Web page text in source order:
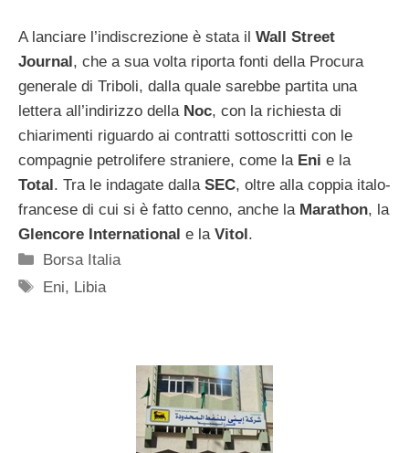
A lanciare l’indiscrezione è stata il Wall Street
Journal, che a sua volta riporta fonti della Procura
generale di Triboli, dalla quale sarebbe partita una
lettera all’indirizzo della Noc, con la richiesta di
chiarimenti riguardo ai contratti sottoscritti con le
compagnie petrolifere straniere, come la Eni e la
Total. Tra le indagate dalla SEC, oltre alla coppia italo-
francese di cui si è fatto cenno, anche la Marathon, la
Glencore International e la Vitol.
Categorie
Borsa Italia
Tag
Eni, Libia